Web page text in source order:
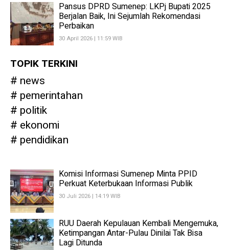
Pansus DPRD Sumenep: LKPj Bupati 2025
Berjalan Baik, Ini Sejumlah Rekomendasi
Perbaikan
30 April 2026 | 11:59 WIB
TOPIK TERKINI
news
pemerintahan
politik
ekonomi
pendidikan
Komisi Informasi Sumenep Minta PPID
Perkuat Keterbukaan Informasi Publik
30 Juli 2026 | 14:19 WIB
RUU Daerah Kepulauan Kembali Mengemuka,
Ketimpangan Antar-Pulau Dinilai Tak Bisa
Lagi Ditunda